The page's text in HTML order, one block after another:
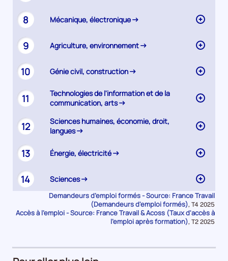
8 Mécanique, électronique
9 Agriculture, environnement
10 Génie civil, construction
11
Technologies de l'information et de la
communication, arts
12
Sciences humaines, économie, droit,
langues
13 Énergie, électricité
14 Sciences
Demandeurs d’emploi formés - Source: France Travail
(Demandeurs d'emploi formés), Données
pour
la
T4 2025
Accès à l’emploi - Source: France Travail & Acoss (Taux d'accès à
l'emploi après formation), Données
T2 2025